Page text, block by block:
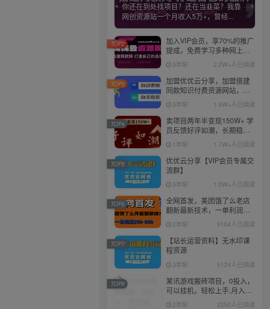
你还在到处找项目？还在当韭菜？我靠
网创资源站一个月收入5万+，曾经...
加入VIP会员，享70%的推广
提成，免费学习多种网上创
业课程，菜鸟秒变大神！
3年前 2.2W+人已阅读
TOP2
加盟优优云分享，加盟搭建
同款知识付费资源网站，实
现长期稳定被动收入~
3年前 1.9W+人已阅读
TOP3
卖项目两年半变现150W+ 学
员反馈好评如潮，长期稳定
变现，可以一直干到老！
1年前 1.7W+人已阅读
TOP4
优优云分享【VIP会员专属交
流群】
3年前 1.5W+人已阅读
TOP5
全网首发，美团饿了么老店
翻新最新技术，一单利润
300-600
2年前 9164人已阅读
TOP6
【站长运营资料】无水印课
程资源
3年前 5124人已阅读
TOP7
某讯游戏搬砖项目，0投入，
可以挂机，轻松上手,月入
3000+上不封顶
2年前 2250人已阅读
TOP8